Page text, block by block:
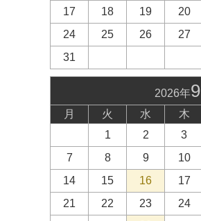
17
18 19 20
24
25 26 27
31
2026年9
月 火 水 木
1
2 3
7
8 9 10
14
15 16 17
21
22 23 24